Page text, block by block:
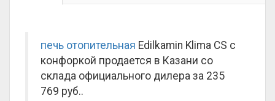
печь отопительная Edilkamin Klima CS с
конфоркой продается в Казани со
склада официального дилера за 235
769 руб..